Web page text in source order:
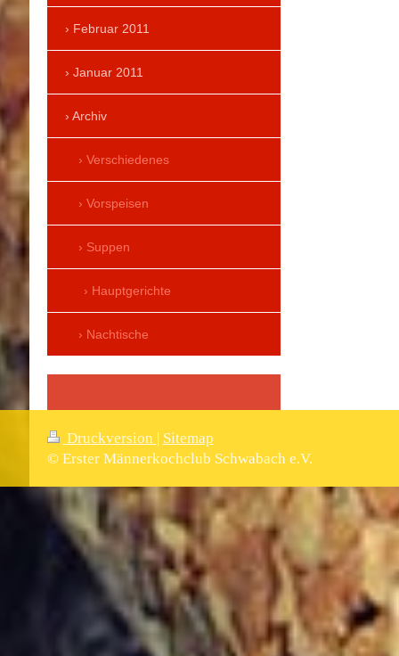
Februar 2011
Januar 2011
Archiv
Verschiedenes
Vorspeisen
Suppen
Hauptgerichte
Nachtische
Druckversion | Sitemap
© Erster Männerkochclub Schwabach e.V.